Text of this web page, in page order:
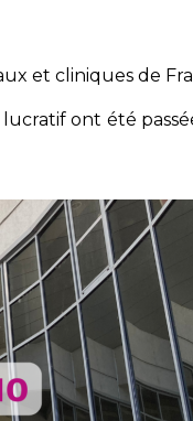
et cliniques de
ont été